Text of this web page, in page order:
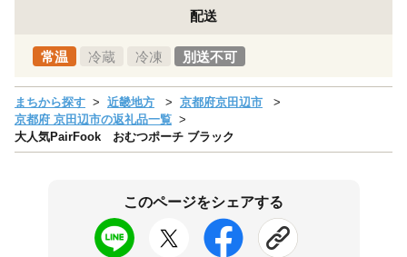
配送
常温 冷蔵 冷凍 別送不可
まちから探す 近畿地方
京都府京田辺市
京都府 京田辺市の返礼品一覧
大人気PairFook おむつポーチ ブラック
このページをシェアする